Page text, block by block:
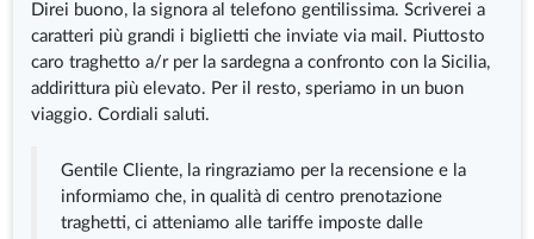
Direi buono, la signora al telefono gentilissima. Scriverei a
caratteri più grandi i biglietti che inviate via mail. Piuttosto
caro traghetto a/r per la sardegna a confronto con la Sicilia,
addirittura più elevato. Per il resto, speriamo in un buon
viaggio. Cordiali saluti.
Gentile Cliente, la ringraziamo per la recensione e la
informiamo che, in qualità di centro prenotazione
traghetti, ci atteniamo alle tariffe imposte dalle